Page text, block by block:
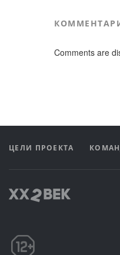
Comments are
ЦЕЛИ ПРОЕКТА